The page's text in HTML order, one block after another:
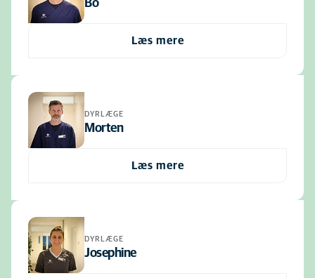
Bo
Læs mere
DYRLÆGE
Morten
Læs mere
DYRLÆGE
Josephine